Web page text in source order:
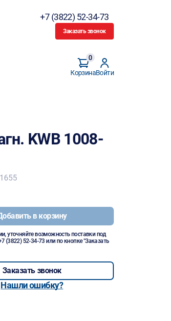
+7 (3822) 52-34-73
Заказать звонок
Корзина
0
Войти
KWB 1008-
в корзину
уточняйте возможность поставки под
(3822) 52-34-73 или по кнопке "Заказать
Заказать звонок
Нашли ошибку?